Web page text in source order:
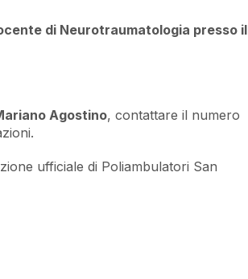
di Neurotraumatologia presso il
Agostino, contattare il numero
ufficiale di Poliambulatori San